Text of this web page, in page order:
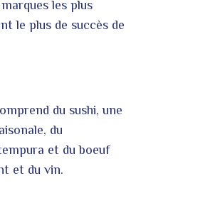
les plus
le plus de succès de
du sushi, une
du
et du boeuf
et du vin.